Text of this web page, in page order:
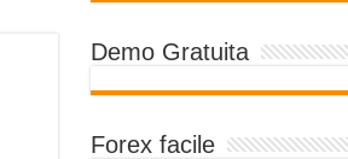
Demo Gratuita
Forex facile